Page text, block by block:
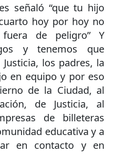
señaló “que tu hijo
hoy por hoy no
de peligro” Y
y tenemos que
los padres, la
en equipo y por eso
de la Ciudad, al
de Justicia, al
de billeteras
educativa y a
en contacto y en